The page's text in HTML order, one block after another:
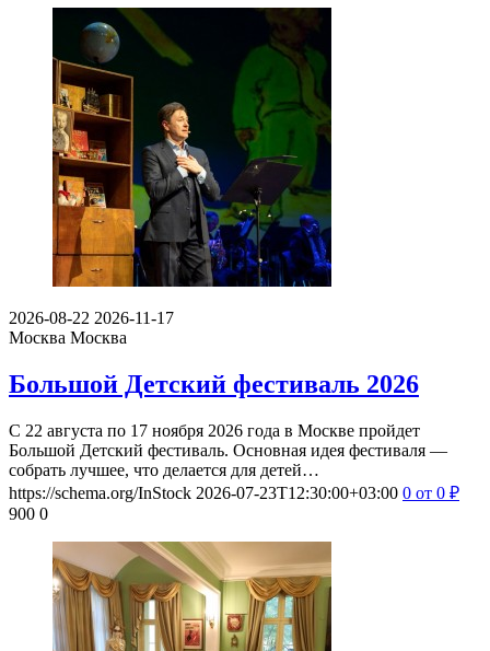
2026-08-22 2026-11-17
Москва Москва
Большой Детский фестиваль 2026
С 22 августа по 17 ноября 2026 года в Москве пройдет
Большой Детский фестиваль. Основная идея фестиваля —
собрать лучшее, что делается для детей…
https://schema.org/InStock 2026-07-23T12:30:00+03:00 0 от 0 ₽
900 0